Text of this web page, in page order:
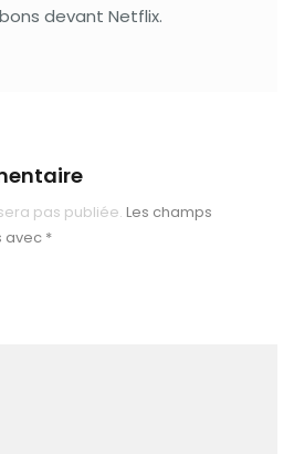
devant Netflix.
pas publiée. Les champs
avec *